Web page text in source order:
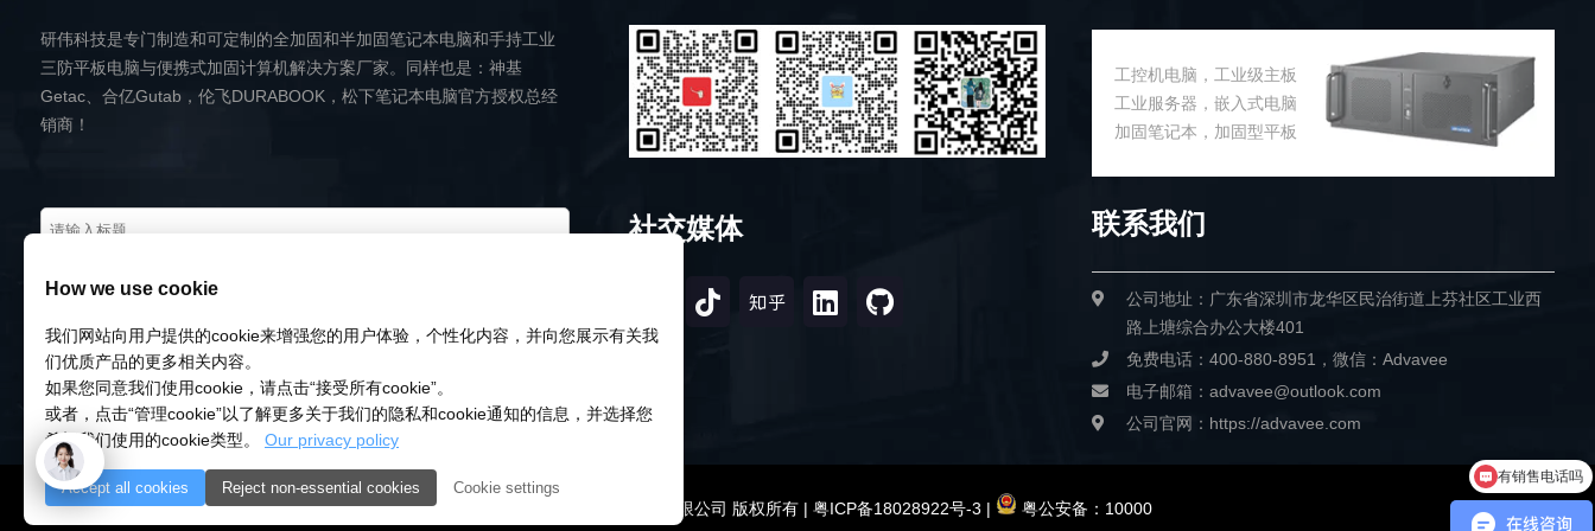
研伟科技是专门制造和可定制的全加固和半加固笔记本电脑和手持工业
三防平板电脑与便携式加固计算机解决方案厂家。同样也是：神基
Getac、合亿Gutab，伦飞DURABOOK，松下笔记本电脑官方授权总经
销商！
社交媒体
工控机电脑，工业级主板
工业服务器，嵌入式电脑
加固笔记本，加固型平板
联系我们
公司地址：广东省深圳市龙华区民治街道上芬社区工业西
路上塘综合办公大楼401
免费电话：400-880-8951，微信：Advavee
电子邮箱：advavee@outlook.com
公司官网：https://advavee.com
© 2018-2026 深圳市研伟科技有限公司 版权所有 | 粤ICP备18028922号-3 | 粤公安备：10000
How we use cookie
我们网站向用户提供的cookie来增强您的用户体验，个性化内容，并向您展示有关我
们优质产品的更多相关内容。
如果您同意我们使用cookie，请点击“接受所有cookie”。
或者，点击“管理cookie”以了解更多关于我们的隐私和cookie通知的信息，并选择您
希望我们使用的cookie类型。 Our privacy policy
Accept all cookies Reject non-essential cookies Cookie settings
有销售电话吗